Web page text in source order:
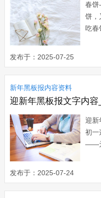
春饼
饼，
吃春
抬
曰“
大，
发布于：2025-07-25
新年黑板报内容资料
迎新
初一
——
帖
十
使，
发布于：2025-07-24